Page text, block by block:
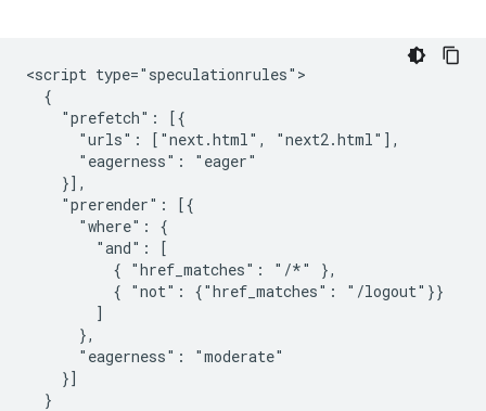
<script type="speculationrules">
  {
    "prefetch": [{
      "urls": ["next.html", "next2.html"],
      "eagerness": "eager"
    }],
    "prerender": [{
      "where": {
        "and": [
          { "href_matches": "/*" },
          { "not": {"href_matches": "/logout"}}
        ]
      },
      "eagerness": "moderate"
    }]
  }